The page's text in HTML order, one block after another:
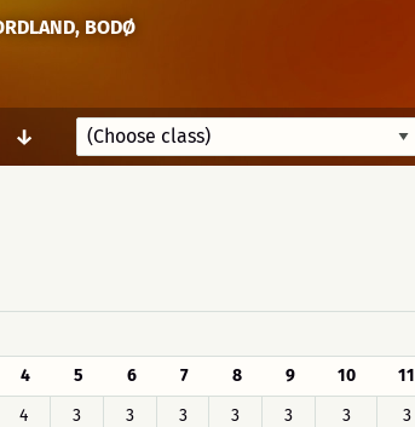
BODØ
↓
4 5 6 7 8 9 10 11
4 3 3 3 3 3 3 3